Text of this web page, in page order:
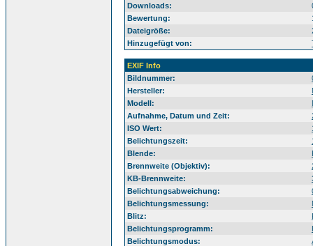
Downloads:
Bewertung:
Dateigröße:
Hinzugefügt von:
EXIF Info
Bildnummer:
Hersteller:
Modell:
Aufnahme, Datum und Zeit:
ISO Wert:
Belichtungszeit:
Blende:
Brennweite (Objektiv):
KB-Brennweite:
Belichtungsabweichung:
Belichtungsmessung:
Blitz:
Belichtungsprogramm:
Belichtungsmodus: